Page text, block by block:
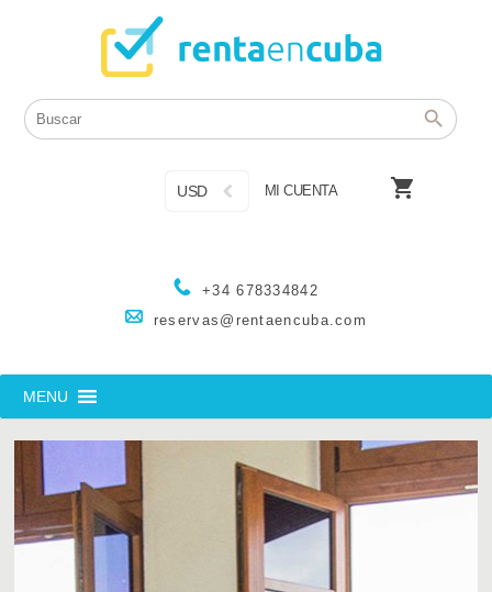
+34 678334842
reservas@rentaencuba.com
USD MI CUENTA 
MENU